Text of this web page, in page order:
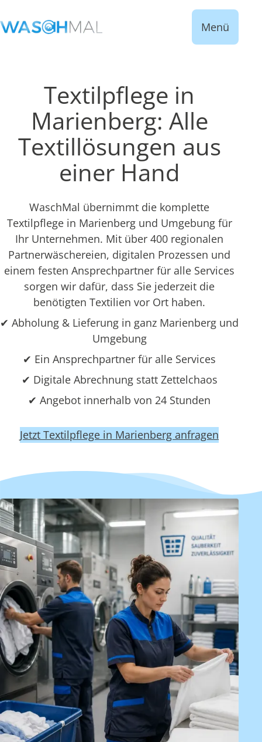
Menü
Textilpflege in
Marienberg: Alle
Textillösungen aus
einer Hand
WaschMal übernimmt die komplette
Textilpflege in Marienberg und Umgebung für
Ihr Unternehmen. Mit über 400 regionalen
Partnerwäschereien, digitalen Prozessen und
einem festen Ansprechpartner für alle Services
sorgen wir dafür, dass Sie jederzeit die
benötigten Textilien vor Ort haben.
✔ Abholung & Lieferung in ganz Marienberg und
Umgebung
✔ Ein Ansprechpartner für alle Services
✔ Digitale Abrechnung statt Zettelchaos
✔ Angebot innerhalb von 24 Stunden
Jetzt Textilpflege in Marienberg anfragen